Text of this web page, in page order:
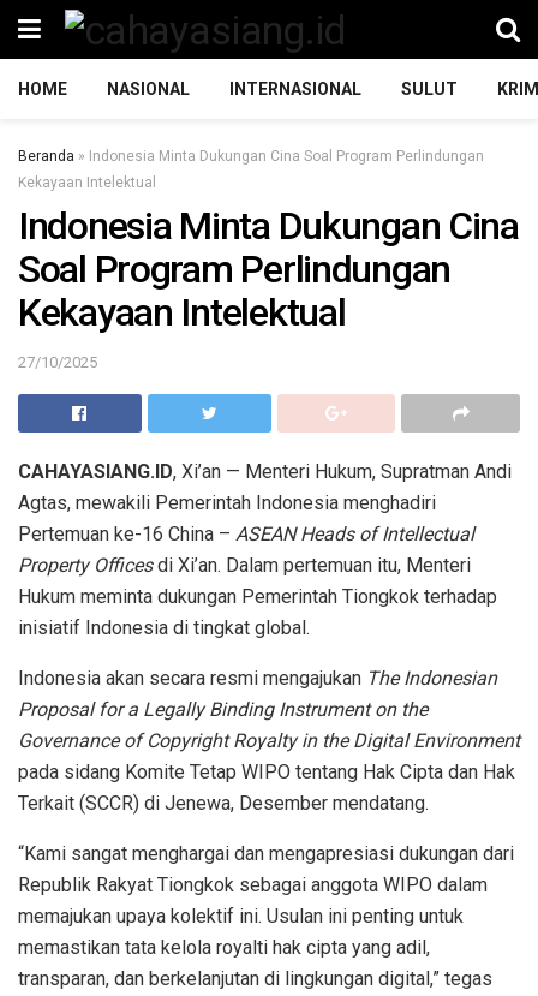
HOME NASIONAL INTERNASIONAL SULUT
Beranda » Indonesia Minta Dukungan Cina Soal Program Perlindungan
Kekayaan Intelektual
Indonesia Minta Dukungan Cina
Soal Program Perlindungan
Kekayaan Intelektual
27/10/2025
CAHAYASIANG.ID, Xi’an — Menteri Hukum, Supratman Andi
Agtas, mewakili Pemerintah Indonesia menghadiri
Pertemuan ke-16 China – ASEAN Heads of Intellectual
Property Officesdi Xi’an. Dalam pertemuan itu, Menteri
Hukum meminta dukungan Pemerintah Tiongkok terhadap
inisiatif Indonesia di tingkat global.
Indonesia akan secara resmi mengajukan The Indonesian
Proposal for a Legally Binding Instrument on the
Governance of Copyright Royalty in the Digital Environment
pada sidang Komite Tetap WIPO tentang Hak Cipta dan Hak
Terkait (SCCR) di Jenewa, Desember mendatang.
“Kami sangat menghargai dan mengapresiasi dukungan dari
Republik Rakyat Tiongkok sebagai anggota WIPO dalam
memajukan upaya kolektif ini. Usulan ini penting untuk
memastikan tata kelola royalti hak cipta yang adil,
transparan, dan berkelanjutan di lingkungan digital,” tegas